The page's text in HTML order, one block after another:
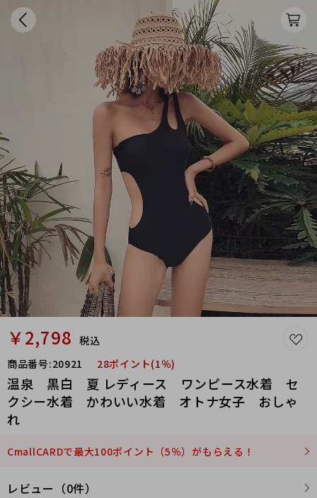
￥2,798 税込
商品番号:20921 28ポイント(1％)
温泉 黒白 夏 レディース ワンピース水着 セ
クシー水着 かわいい水着 オトナ女子 おしゃ
れ
CmallCARDで最大100ポイント（5％）がもらえる！
レビュー（0件）